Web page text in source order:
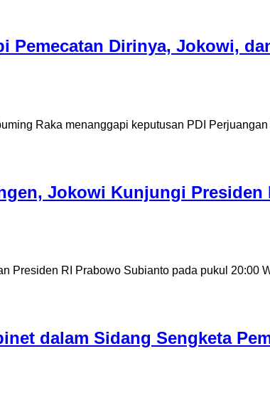
Pemecatan Dirinya, Jokowi,
Raka menanggapi keputusan PDI
Jokowi Kunjungi
Presiden RI Prabowo Subianto pada pukul
dalam Sidang Sengketa